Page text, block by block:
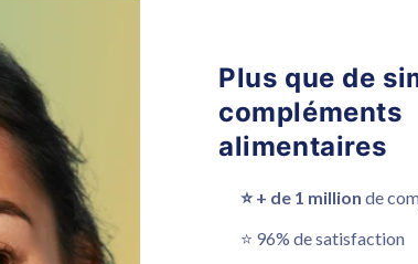
Plus que de
compléments
alimentaires
⭐️ + de 1 million de
⭐️ 96% de satisfaction